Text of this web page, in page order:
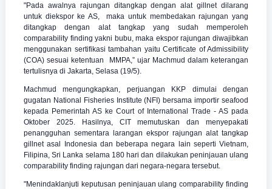
"Pada awalnya rajungan ditangkap dengan alat gillnet dilarang
untuk diekspor ke AS, maka untuk membedakan rajungan yang
ditangkap dengan alat tangkap yang sudah memperoleh
comparability finding yakni bubu, maka ekspor rajungan diwajibkan
menggunakan sertifikasi tambahan yaitu Certificate of Admissibility
(COA) sesuai ketentuan MMPA,” ujar Machmud dalam keterangan
tertulisnya di Jakarta, Selasa (19/5).
Machmud mengungkapkan, perjuangan KKP dimulai dengan
gugatan National Fisheries Institute (NFI) bersama importir seafood
kepada Pemerintah AS ke Court of International Trade - AS pada
Oktober 2025. Hasilnya, CIT memutuskan dan menyepakati
penangguhan sementara larangan ekspor rajungan alat tangkap
gillnet asal Indonesia dan beberapa negara lain seperti Vietnam,
Filipina, Sri Lanka selama 180 hari dan dilakukan peninjauan ulang
comparability finding rajungan dari negara-negara tersebut.
"Menindaklanjuti keputusan peninjauan ulang comparability finding